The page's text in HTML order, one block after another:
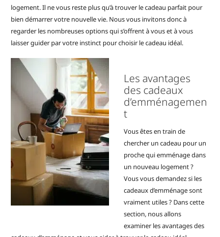
logement. Il ne vous reste plus qu’à trouver le cadeau parfait pour
bien démarrer votre nouvelle vie. Nous vous invitons donc à
regarder les nombreuses options qui s’offrent à vous et à vous
laisser guider par votre instinct pour choisir le cadeau idéal.
Les avantages
des cadeaux
d’emménagemen
t
Vous êtes en train de
chercher un cadeau pour un
proche qui emménage dans
un nouveau logement ?
Vous vous demandez si les
cadeaux d’emménage sont
vraiment utiles ? Dans cette
section, nous allons
examiner les avantages des